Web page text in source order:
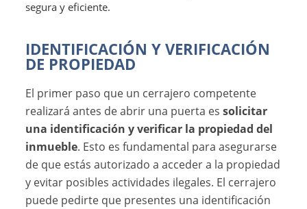
segura y eficiente.
IDENTIFICACIÓN Y VERIFICACIÓN
DE PROPIEDAD
El primer paso que un cerrajero competente
realizará antes de abrir una puerta essolicitar
una identificación y verificar la propiedad del
inmueble. Esto es fundamental para asegurarse
de que estás autorizado a acceder a la propiedad
y evitar posibles actividades ilegales. El cerrajero
puede pedirte que presentes una identificación